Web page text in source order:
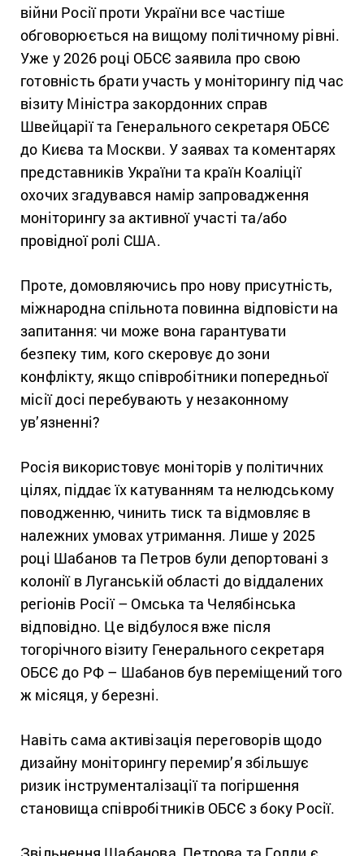
війни Росії проти України все частіше
обговорюється на вищому політичному рівні.
Уже у 2026 році ОБСЄ заявила про свою
готовність брати участь у моніторингу під час
візиту Міністра закордонних справ
Швейцарії та Генерального секретаря ОБСЄ
до Києва та Москви. У заявах та коментарях
представників України та країн Коаліції
охочих згадувався намір запровадження
моніторингу за активної участі та/або
провідної ролі США.
Проте, домовляючись про нову присутність,
міжнародна спільнота повинна відповісти на
запитання: чи може вона гарантувати
безпеку тим, кого скеровує до зони
конфлікту, якщо співробітники попередньої
місії досі перебувають у незаконному
ув’язненні?
Росія використовує моніторів у політичних
цілях, піддає їх катуванням та нелюдському
поводженню, чинить тиск та відмовляє в
належних умовах утримання. Лише у 2025
році Шабанов та Петров були депортовані з
колонії в Луганській області до віддалених
регіонів Росії – Омська та Челябінська
відповідно. Це відбулося вже після
тогорічного візиту Генерального секретаря
ОБСЄ до РФ – Шабанов був переміщений того
ж місяця, у березні.
Навіть сама активізація переговорів щодо
дизайну моніторингу перемир’я збільшує
ризик інструменталізації та погіршення
становища співробітників ОБСЄ з боку Росії.